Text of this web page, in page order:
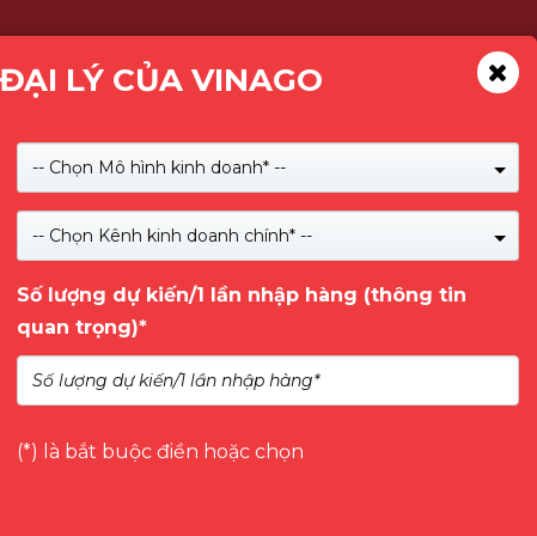
NHÃN HÀNG DỊCH VỤ & GIẢI PHÁP TIN
LÝ CỦA VINAGO
-- Chọn Mô hình kinh doanh* --
-- Chọn Kênh kinh doanh chính* --
Số lượng dự kiến/1 lần nhập hàng (thông tin
quan trọng)*
(*) là bắt buộc điền hoặc chọn